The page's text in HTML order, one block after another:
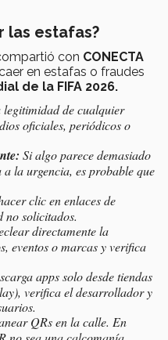
las estafas?
con CONECTA
en estafas o fraudes
de la FIFA 2026.
de cualquier
oficiales, periódicos o
Si algo parece demasiado
la urgencia, es probable que
clic en enlaces de
no solicitados.
directamente la
eventos o marcas y verifica
apps solo desde tiendas
verifica el desarrollador y
QRs en la calle. En